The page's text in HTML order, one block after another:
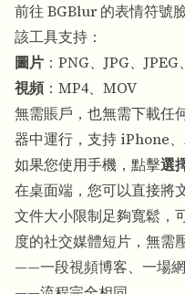
前往 BGBlur 的表情符號
該工具支持：
圖片 ：PNG、JPG、
視頻：MP4、MOV
無需賬戶，也無需下載任
器中運行，支持 iPhone
如果您使用手機，點擊選
在桌面端，您可以直接將
文件大小限制足夠寬鬆，
度的社交媒體短片，無需
——一段視頻博客、一場